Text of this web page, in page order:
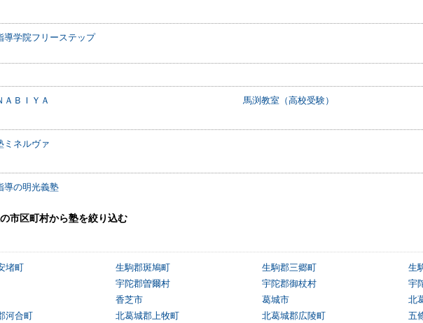
導学院フリーステップ
ＡＢＩＹＡ 馬渕教室（高校受験）
ミネルヴァ
導の明光義塾
市区町村から塾を絞り込む
堵町 生駒郡斑鳩町 生駒郡三郷町
生
宇陀郡曽爾村 宇陀郡御杖村
宇
香芝市 葛城市
北
河合町
北葛城郡上牧町 北葛城郡広陵町
五